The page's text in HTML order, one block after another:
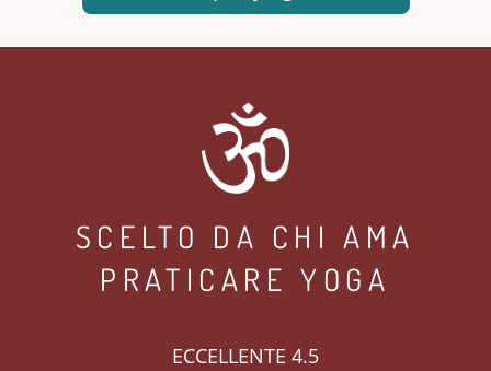
SCELTO DA CHI AMA
PRATICARE YOGA
ECCELLENTE 4.5